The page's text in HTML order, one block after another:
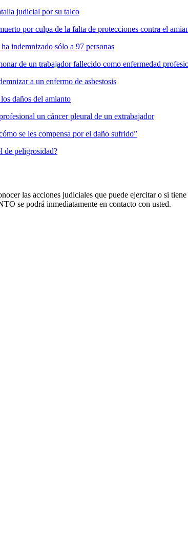
judicial por su talco
por culpa de la falta de protecciones contra el
indemnizado sólo a 97 personas
de un trabajador fallecido como enfermedad
a un enfermo de asbestosis
daños del amianto
un cáncer pleural de un extrabajador
se les compensa por el daño sufrido”
de peligrosidad?
las acciones judiciales que puede ejercitar o si
se podrá inmediatamente en contacto con usted.